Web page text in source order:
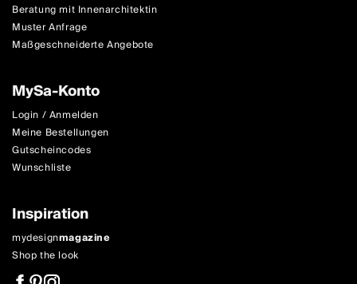
Beratung mit Innenarchitektin
Muster Anfrage
Maßgeschneiderte Angebote
MySa-Konto
Login / Anmelden
Meine Bestellungen
Gutscheincodes
Wunschliste
Inspiration
mydesignmagazine
Shop the look